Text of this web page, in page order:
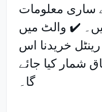
ساری معلومات
✔️ والٹ میں
خریدنا اس
شمار کیا جائے
گا۔